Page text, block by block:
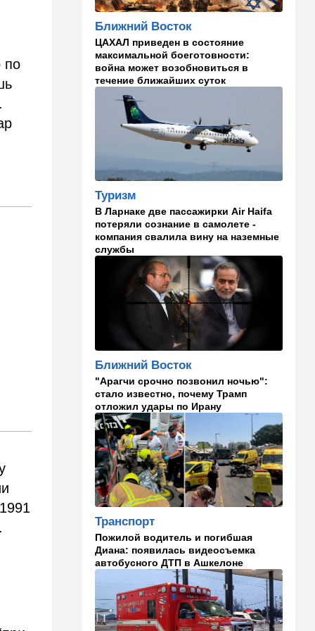
по
23:57 Мнения
Страсть к творчеству
23:20 В мире
"Нью-Йорк таймс"
опубликовал новый поклеп
на Израиль, рассердив
генконсула
И грянул Грэм: Сенат США
одобрил ужесточение
санкций против России и
22:33 Транспорт
Почему Израиль до сих пор
не решил проблему пробок,
несмотря на вложенные
миллиарды
Ближний Восток
Вывести войска: ливанцы
уповают на будущие
израильские выборы
21:45 Мнения
И еще про Иран…
21:21 Общество
Главное забыл: летевший в
Израиль рейс оказался под
угрозой
20:50 Израиль
Как будто знал: известного
израильского певца и поэта
раздавил собственный
автомобиль
20:37 Публицистика
Цена "эффективности":
почему новые правила ПДД
Ближний Восток
ЦАХАЛ приведен в состояние
максимальной боеготовности:
война может возобновиться в
течение ближайших суток
Туризм
В Ларнаке две пассажирки Air Haifa
потеряли сознание в самолете -
компания свалила вину на наземные
службы
Ближний Восток
"Арагчи срочно позвонил ночью":
стало известно, почему Трамп
отложил удары по Ирану
Транспорт
Пожилой водитель и погибшая
Диана: появилась видеосъемка
автобусного ДТП в Ашкелоне